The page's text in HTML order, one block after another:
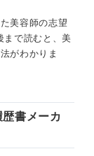
メイクは控
も用意する
美容師の志望
まで読むと、美
がわかりま
書メーカ
する
書けることを伝